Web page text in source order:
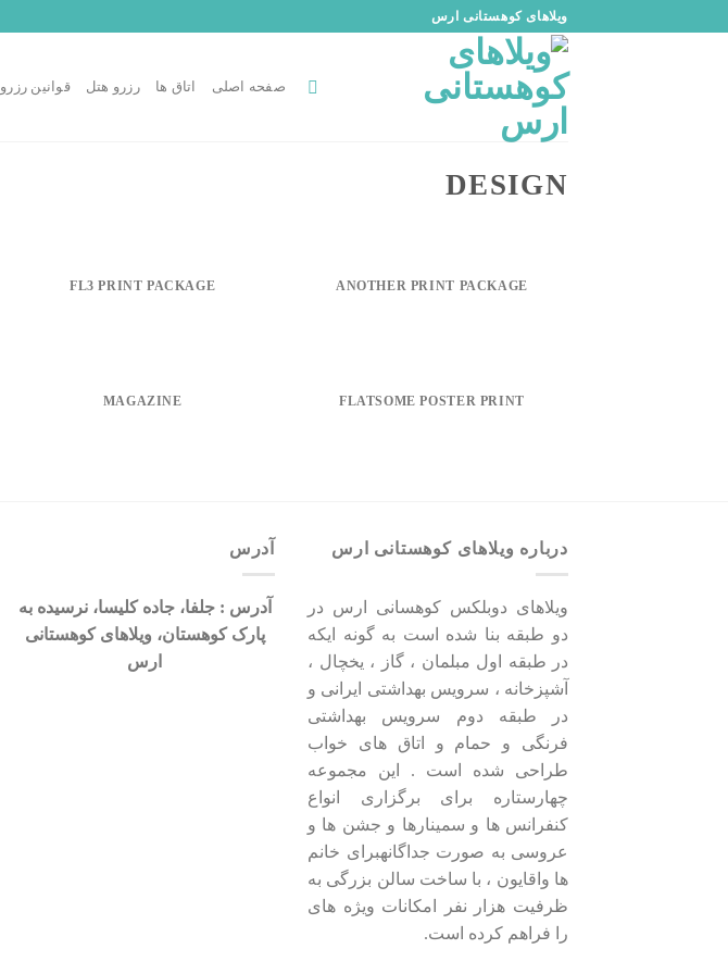
ویلاهای کوهستانی ارس
صفحه اصلی اتاق ها رزرو هتل قوانین رزرو
DESIGN
ANOTHER PRINT PACKAGE
FL3 PRINT PACKAGE
FLATSOME POSTER PRINT
MAGAZINE
درباره ویلاهای کوهستانی ارس
ویلاهای دوبلکس کوهسانی ارس در
دو طبقه بنا شده است به گونه ایکه
در طبقه اول مبلمان ، گاز ، یخچال ،
آشپزخانه ، سرویس بهداشتی ایرانی و
در طبقه دوم سرویس بهداشتی
فرنگی و حمام و اتاق های خواب
طراحی شده است . این مجموعه
چهارستاره برای برگزاری انواع
کنفرانس ها و سمینارها و جشن ها و
عروسی به صورت جداگانهبرای خانم
ها واقایون ، با ساخت سالن بزرگی به
ظرفیت هزار نفر امکانات ویژه های
را فراهم کرده است.
آدرس
آدرس : جلفا، جاده کلیسا، نرسیده به
پارک کوهستان، ویلاهای کوهستانی
ارس